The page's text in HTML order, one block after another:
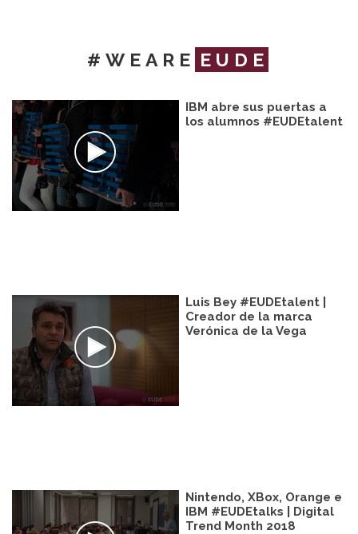
#WEARE EUDE
IBM abre sus puertas a
los alumnos #EUDEtalent
Luis Bey #EUDEtalent |
Creador de la marca
Verónica de la Vega
Nintendo, XBox, Orange e
IBM #EUDEtalks | Digital
Trend Month 2018